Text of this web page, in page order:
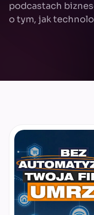
podcastach
o tym, jak